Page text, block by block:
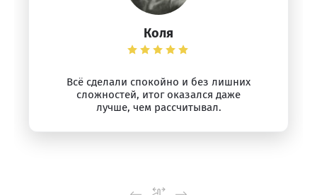
Коля
Всё сделали спокойно и без лишних
сложностей, итог оказался даже
лучше, чем рассчитывал.